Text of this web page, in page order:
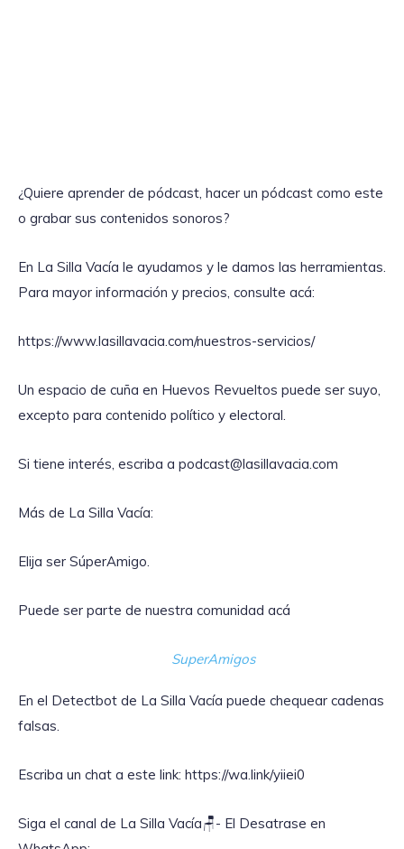
¿Quiere aprender de pódcast, hacer un pódcast como este
o grabar sus contenidos sonoros?
En La Silla Vacía le ayudamos y le damos las herramientas.
Para mayor información y precios, consulte acá:
https://www.lasillavacia.com/nuestros-servicios/
Un espacio de cuña en Huevos Revueltos puede ser suyo,
excepto para contenido político y electoral.
Si tiene interés, escriba a podcast@lasillavacia.com
Más de La Silla Vacía:
Elija ser SúperAmigo.
Puede ser parte de nuestra comunidad acá
SuperAmigos
En el Detectbot de La Silla Vacía puede chequear cadenas
falsas.
Escriba un chat a este link: https://wa.link/yiiei0‎
Siga el canal de La Silla Vacía🪑- El Desatrase en